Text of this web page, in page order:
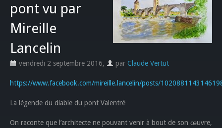
pont vu par
Mireille
Lancelin
vendredi 2 septembre 2016, par Claude Vertut
https://www.facebook.com/mireille.lancelin/posts/
La légende du diable du pont Valentré
On raconte que l’architecte ne pouvant venir à bout de son œuvre,